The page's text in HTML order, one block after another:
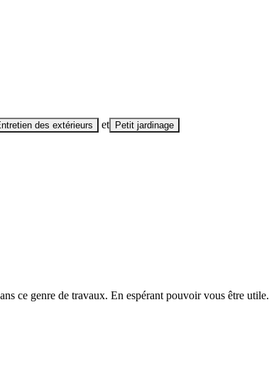
des extérieurs et Petit jardinage
ce genre de travaux. En espérant pouvoir vous être utile.